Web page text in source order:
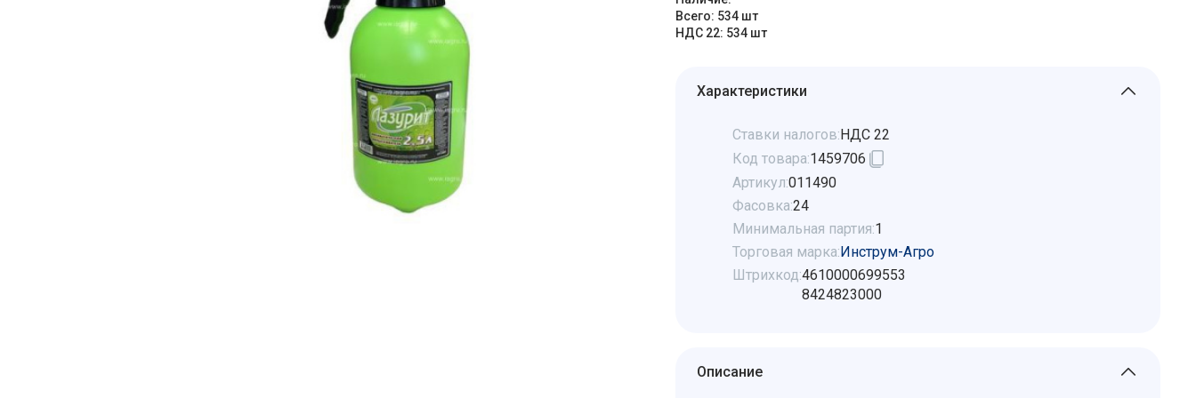
Всего: 534 шт
НДС 22: 534 шт
Характеристики
Ставки налогов:НДС 22
Код товара:1459706
Артикул:011490
Фасовка:24
Минимальная партия:1
Торговая марка:Инструм-Агро
Штрихкод:4610000699553
8424823000
Описание